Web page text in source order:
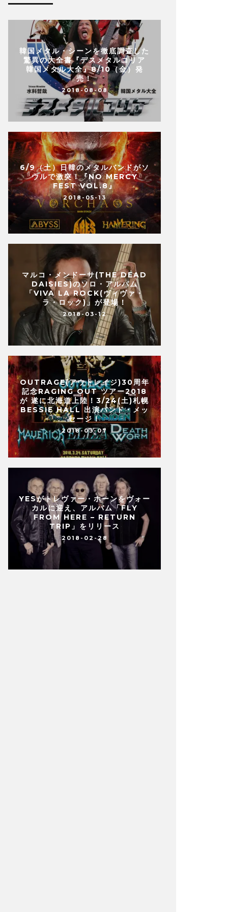
韓国メタル・シーンを徹底調査した
驚異の大全書『デスメタルコリア
韓国メタル大全』8/10（金）発
売！
2018-08-08
6/9（土）日韓のメタルバンドがソ
ウルで激突！『NO MERCY
FEST VOL.8』
2018-05-13
マルコ・メンドーサ(THE DEAD
DAISIES)のソロ・アルバム
「VIVA LA ROCK(ヴィヴァ・
ラ・ロック)」が登場！
2018-03-12
OUTRAGE(アウトレイジ)30周年
記念RAGING OUT ツアー2018
が 遂に北海道上陸！3/24(土)札幌
BESSIE HALL 出演バンド・メッ
セージ！
2018-03-07
YESがトレヴァー・ホーンをヴォー
カルに迎え、アルバム「FLY
FROM HERE – RETURN
TRIP」をリリース
2018-02-28